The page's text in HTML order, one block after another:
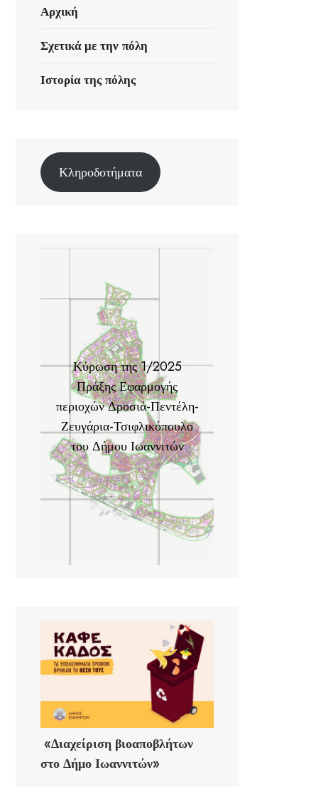
Αρχική
Σχετικά με την πόλη
Ιστορία της πόλης
Κληροδοτήματα
Κύρωση της 1/2025
Πράξης Εφαρμογής
περιοχών Δροσιά-Πεντέλη-
Ζευγάρια-Τσιφλικόπουλο
του Δήμου Ιωαννιτών
«Διαχείριση βιοαποβλήτων
στο Δήμο Ιωαννιτών»